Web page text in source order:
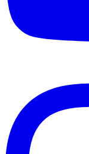
City Infrastructure